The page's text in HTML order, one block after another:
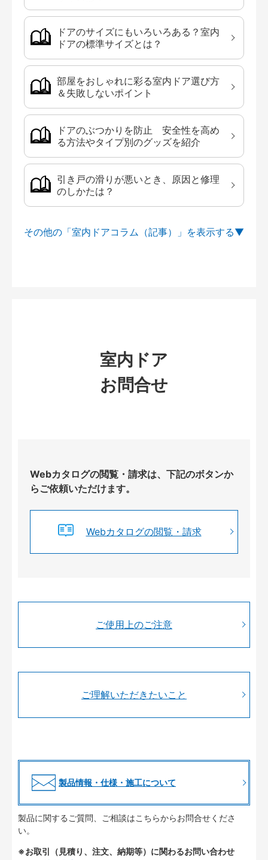
ドアのサイズにもいろいろある？室内
ドアの標準サイズとは？
部屋をおしゃれに彩る室内ドア選び方
＆失敗しないポイント
ドアのぶつかりを防止 安全性を高め
る方法やタイプ別のグッズを紹介
引き戸の滑りが悪いとき、原因と修理
のしかたは？
その他の「室内ドアコラム（記事）」を
室内ドア
お問合せ
Webカタログの閲覧・請求は、下記のボタンか
らご依頼いただけます。
Webカタログの閲覧・請求
ご使用上のご注意
ご理解いただきたいこと
製品情報・仕様・施工について
製品に関するご質問、ご相談はこちらからお問合せくださ
い。
※お取引（見積り、注文、納期等）に関わるお問い合わせ